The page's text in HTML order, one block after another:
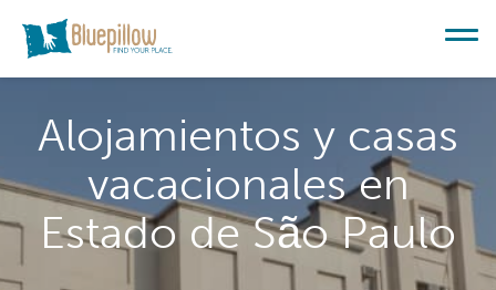
Alojamientos y casas
vacacionales en
Estado de São Paulo